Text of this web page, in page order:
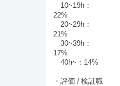
10~19h：
22%
20~29h：
21%
30~39h：
17%
40h~：14%
・評価 / 検証職